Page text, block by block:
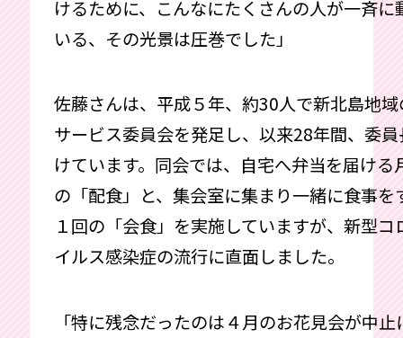
けるために、こんなにたくさんの人が一斉に
いる、その光景は圧巻でした」
佐藤さんは、平成５年、約30人で新北島地
サービス委員会を発足し、以来28年間、委
けています。同会では、自宅へ弁当を届ける
の「配食」と、集会室に集まり一緒に食事を
１回の「会食」を実施していますが、新型コ
イルス感染症の流行に直面しました。
「特に残念だったのは４月のお花見会が中止